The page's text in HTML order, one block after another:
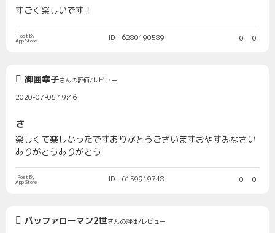
すごく楽しいです！
Post By
App Store ID：6280190589 0 0
御囲幸子さんの評価/レビュー
2020-07-05 19:46
さ
楽しくて楽しかったですありがとうございますおやすみなさい
ありがとうありがとう
Post By
App Store ID：6159919748 0 0
バッファローマン2世さんの評価/レビュー